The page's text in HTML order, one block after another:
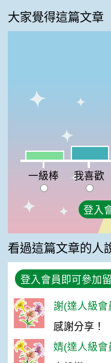
大家覺得這篇文章
一級棒:8% 我喜歡
一級棒 我喜歡
登入
看過這篇文章的人
登入會員即可參加
謝(達人級會
感謝分享！
婧(達人級會